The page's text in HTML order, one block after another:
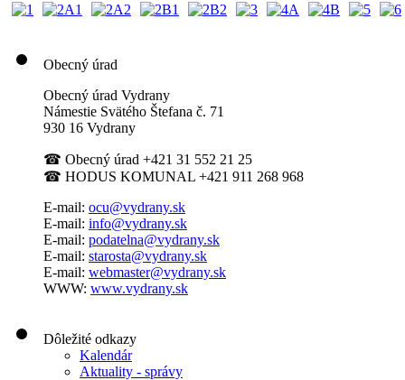
Obecný úrad
Obecný úrad Vydrany
Námestie Svätého Štefana č. 71
930 16 Vydrany
☎ Obecný úrad +421 31 552 21 25
☎ HODUS KOMUNAL +421 911 268 968
E-mail: ocu@vydrany.sk
E-mail: info@vydrany.sk
E-mail: podatelna@vydrany.sk
E-mail: starosta@vydrany.sk
E-mail: webmaster@vydrany.sk
WWW: www.vydrany.sk
Dôležité odkazy
Kalendár
Aktuality - správy